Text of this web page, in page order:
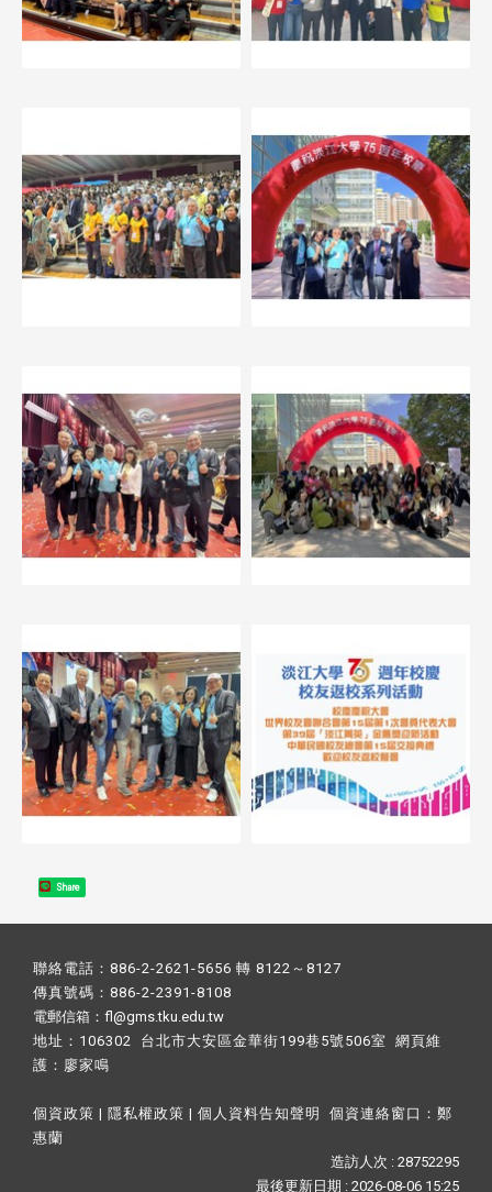
Share
聯絡電話：886-2-2621-5656 轉 8122～8127
傳真號碼：886-2-2391-8108
電郵信箱：fl@gms.tku.edu.tw
地址：106302 台北市大安區金華街199巷5號506室 網頁維
護： 廖家鳴​
個資政策 | 隱私權政策 | 個人資料告知聲明 個資連絡窗口： 鄭
惠蘭
造訪人次 : 28752295
最後更新日期 :2026-08-06 15:25